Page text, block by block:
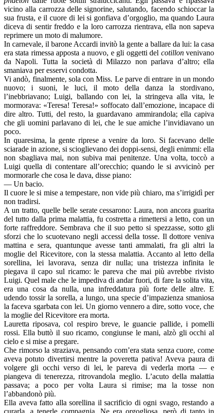
vicino alla carrozza delle signorine, salutando, facendo schioccar la
sua frusta, e il cuore di lei si gonfiava d’orgoglio, ma quando Laura
diceva di sentir freddo e la loro carrozza rientrava, ella non sapeva
reprimere un moto di malumore.
In carnevale, il barone Accardi invitò la gente a ballare da lui: la casa
era stata rimessa apposta a nuovo, e gli oggetti del cotillonvenivano
da Napoli. Tutta la società di Milazzo non parlava d’altro; ella
smaniava per esservi condotta.
Vi andò, finalmente, sola con Miss. Le parve di entrare in un mondo
nuovo; i suoni, le luci, il moto della danza la stordivano,
l’inebbriavano; Luigi, ballando con lei, la stringeva alla vita, le
mormorava: «Teresa! Teresa!» soffocato dall’emozione, incapace di
dire altro. Tutti, del resto, la guardavano ammirandola; ella capiva
che gli uomini parlavano di lei, che le sue amiche l’invidiavano un
poco.
In quaresima, la gente riprese a venire da loro. Si facevano delle
sciarade in azione, si scioglievano dei doppi-sensi, degli enimmi: ella
non sbagliava mai, non subiva mai penitenze. Una volta, toccò a
Luigi quella di contentare all’orecchio; quando le si avvicinò per
mormorarle che cosa le dava, disse piano:
— Un bacio.
Il cuore le si mise a tempestare, non vide più chiaro, ma s’irrigidì per
non tradirsi.
A un tratto, quelle belle serate cessarono: Laura, non ancora guarita
del tutto dalla prima malattia, fu costretta a rimettersi a letto, con un
forte raffreddore. Sembrava che il suo petto si spezzasse, sotto gli
sforzi che lo scuotevano negli accessi della tosse. Il dottore veniva
mattina e sera, quantunque avesse tanti ammalati, fra gli altri la
moglie del Ricevitore, con la stessa malattia. Accanto al letto della
sorellina, lei lavorava, senza dir nulla; una tristezza infinita le
piegava il capo sul ricamo: le pareva che mai più avrebbe rivisto
Luigi. Quel male che le impediva di andar fuori, di fare la solita vita,
era una cosa da nulla, una infreddatura più forte delle altre. E
udendo tossir la sorella, a lungo, una specie d’impazienza smaniosa
la faceva sgarbata con lei. Un giorno vennero a dire, sotto voce, che
la moglie del Ricevitore era morta.
Lauretta riposava, col respiro breve, le guancie pallide, i pomelli
rossi. Ella buttò il suo ricamo, congiunse le mani, alzò gli occhi al
cielo e si mise a pregare.
Che rimorso la straziava, pensando com’era stata senza cuore, come
aveva potuto divertirsi mentre la poveretta pativa! Aveva paura di
volgere gli occhi verso di lei, le pareva di vederla morta — e
piangeva di tenerezza, ritrovandola meglio. L’acuto della malattia
passava; a poco per volta Laura si rimise; ma la tosse non
l’abbandonò più.
Ella aveva fatto alla sorellina il sacrificio di ogni svago, restando a